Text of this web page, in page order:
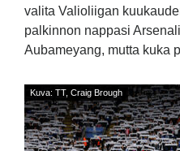
valita Valioliigan
palkinnon nappasi
Aubameyang, mutta kuka
Kuva: TT, Craig Brough